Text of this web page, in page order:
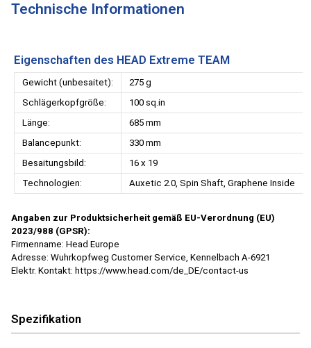
Technische Informationen
Eigenschaften des HEAD Extreme TEAM
Gewicht (unbesaitet):
275 g
Schlägerkopfgröße:
100 sq.in
Länge:
685 mm
Balancepunkt:
330 mm
Besaitungsbild:
16 x 19
Technologien:
Auxetic 2.0, Spin Shaft, Graphene Inside
Angaben zur Produktsicherheit gemäß EU-Verordnung (EU)
2023/988 (GPSR):
Firmenname: Head Europe
Adresse: Wuhrkopfweg Customer Service, Kennelbach A-6921
Elektr. Kontakt: https://www.head.com/de_DE/contact-us
Spezifikation